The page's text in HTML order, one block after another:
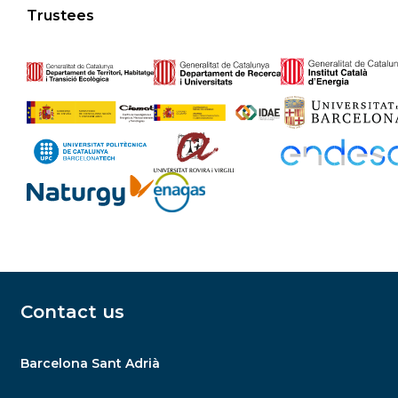
Trustees
Contact us
Barcelona Sant Adrià